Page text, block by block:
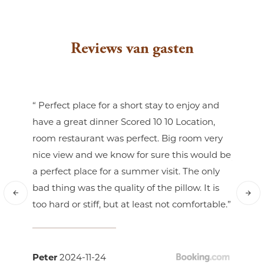
Reviews van gasten
“ Perfect place for a short stay to enjoy and
have a great dinner Scored 10 10 Location,
room restaurant was perfect. Big room very
nice view and we know for sure this would be
a perfect place for a summer visit. The only
bad thing was the quality of the pillow. It is
too hard or stiff, but at least not comfortable.”
Peter 2024-11-24